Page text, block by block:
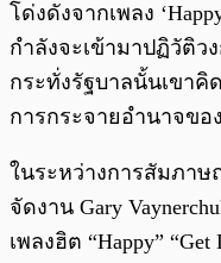
โด่งดังจากเพลง
กำลังจะเข้ามาปฏิวัติว
กระทั่งรัฐบาลนั้นเขาคิ
การกระจายอำนาจข
ในระหว่างการสัมภา
จัดงาน Gary
เพลงฮิต “Happy”